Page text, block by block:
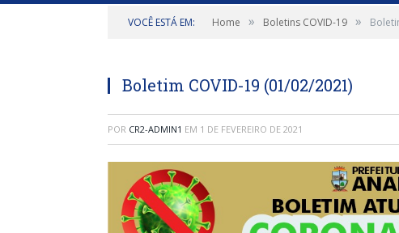
VOCÊ ESTÁ EM: Home » Boletins COVID-19 »
Boletim COVID-19 (01/02/2021)
POR CR2-ADMIN1 EM 1 DE FEVEREIRO DE 2021